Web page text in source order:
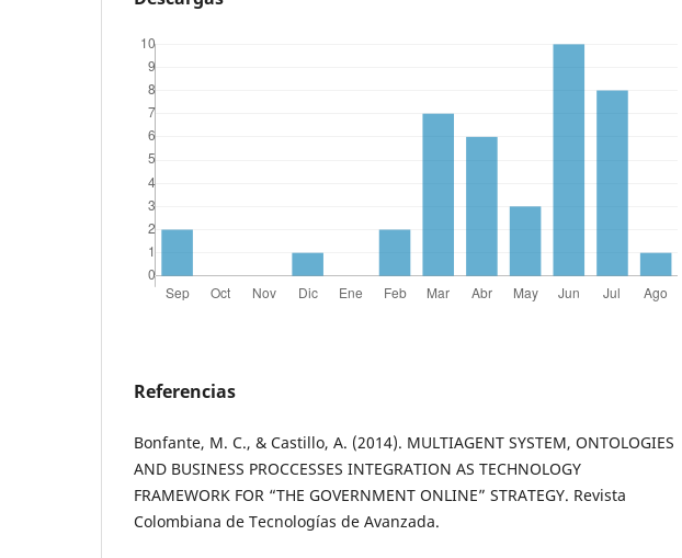
Referencias
Bonfante, M. C., & Castillo, A. (2014). MULTIAGENT SYSTEM, ONTOLOGIES
AND BUSINESS PROCCESSES INTEGRATION AS TECHNOLOGY
FRAMEWORK FOR “THE GOVERNMENT ONLINE” STRATEGY. Revista
Colombiana de Tecnologías de Avanzada.